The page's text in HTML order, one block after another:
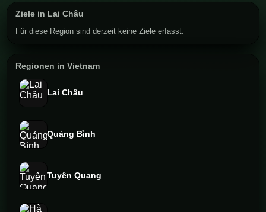
Ziele in Lai Châu
Für diese Region sind derzeit keine Ziele erfasst.
Regionen in Vietnam
Lai Châu
Quảng Bình
Tuyên Quang